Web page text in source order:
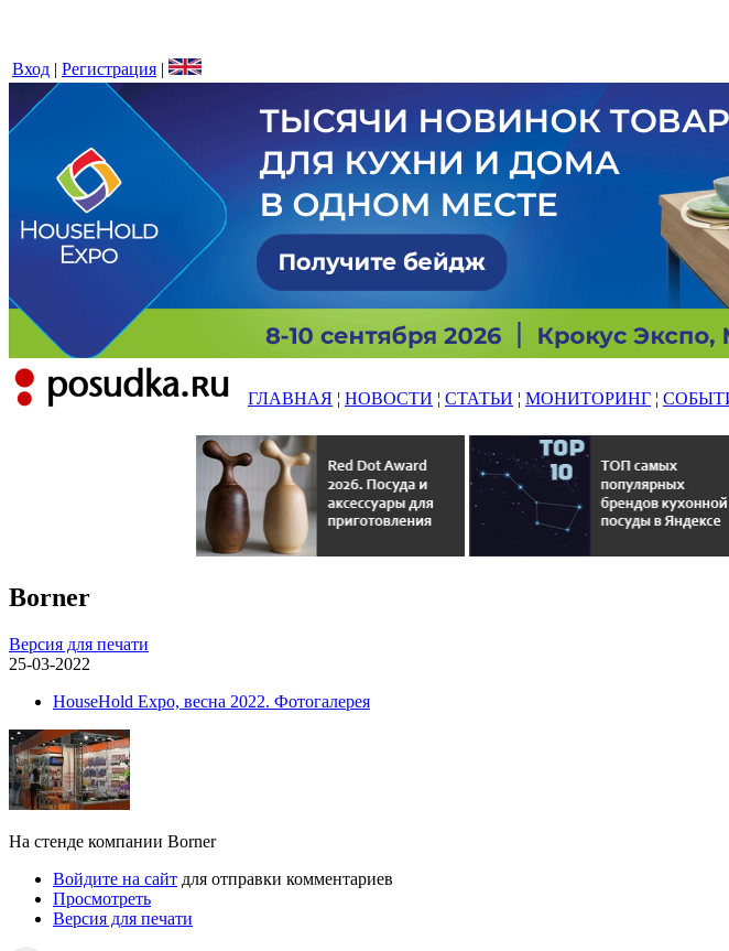
Вход | Регистрация |
ГЛАВНАЯ ¦ НОВОСТИ ¦ СТАТЬИ ¦ МОНИТОРИНГ ¦
Borner
Версия для печати
25-03-2022
HouseHold Expo, весна 2022. Фотогалерея
На стенде компании Borner
Войдите на сайт для отправки комментариев
Просмотреть
Версия для печати